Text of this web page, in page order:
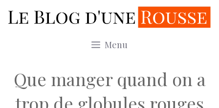
au
Menu
Que manger quand on a
trop de globules rouges